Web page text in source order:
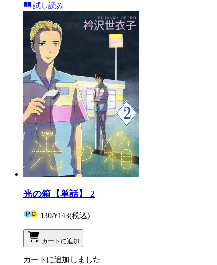
試し読み
光の箱【単話】 2
130/¥143(税込)
カートに追加
カートに追加しました